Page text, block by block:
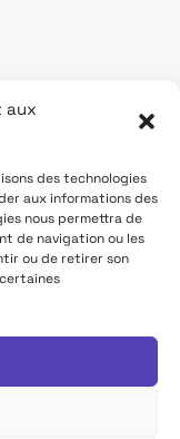
aux
des technologies
aux informations des
nous permettra de
de navigation ou les
ou de retirer son